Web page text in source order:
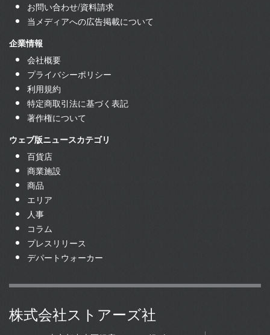
お問い合わせ/資料請求
当メディアへの広告掲載について
企業情報
会社概要
プライバシーポリシー
利用規約
特定商取引法に基づく表記
著作権について
ウェブ版ニュースカテゴリ
百貨店
商業施設
商品
エリア
人事
コラム
プレスリリース
デパートウォーカー
株式会社ストアーズ社